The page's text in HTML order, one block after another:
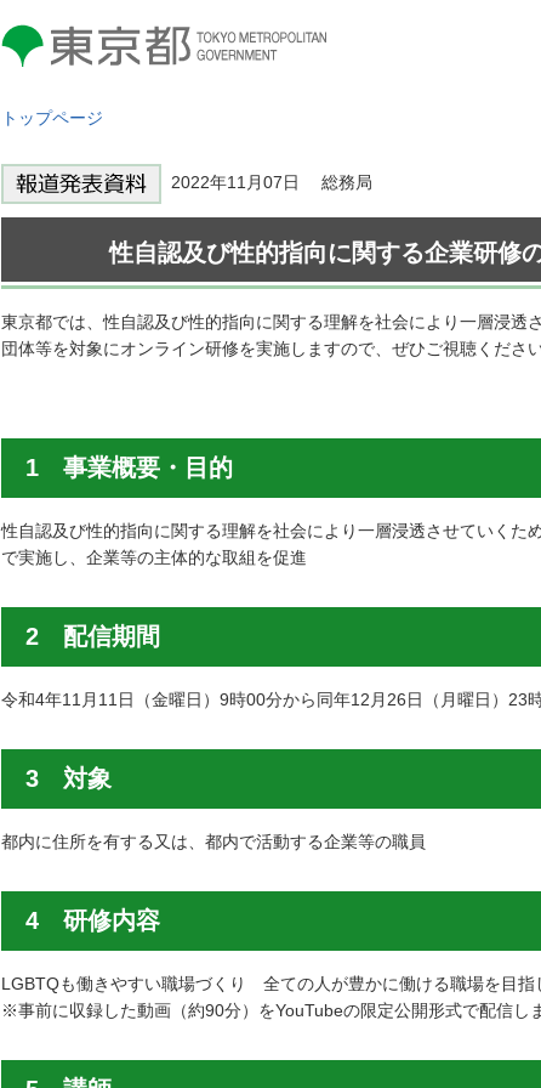
東京都 TOKYO METROPOLITAN
GOVERNMENT
トップページ
2022年11月07日 総務局
性自認及び性的指向に関する企業研修
東京都では、性自認及び性的指向に関する理解を社会により一層浸透
団体等を対象にオンライン研修を実施しますので、ぜひご視聴ください
1 事業概要・目的
性自認及び性的指向に関する理解を社会により一層浸透させていく
で実施し、企業等の主体的な取組を促進
2 配信期間
令和4年11月11日（金曜日）9時00分から同年12月26日（月曜日）23
3 対象
都内に住所を有する又は、都内で活動する企業等の職員
4 研修内容
LGBTQも働きやすい職場づくり 全ての人が豊かに働ける職場を目指
※事前に収録した動画（約90分）をYouTubeの限定公開形式で配信し